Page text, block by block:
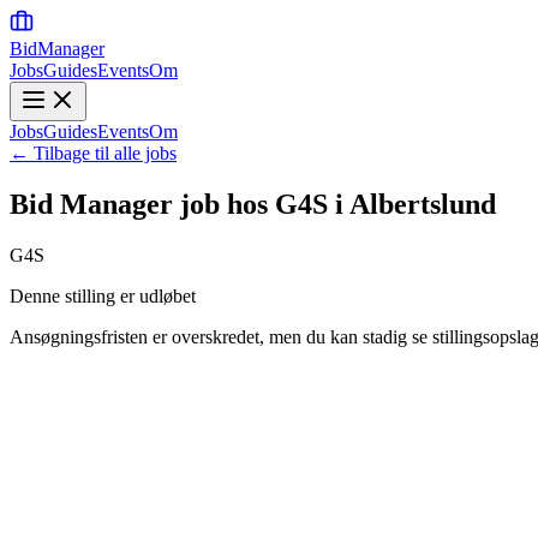
BidManager
JobsGuidesEventsOm
JobsGuidesEventsOm
← Tilbage til alle jobs
Bid Manager job hos G4S i Albertslund
G4S
Denne stilling er udløbet
Ansøgningsfristen er overskredet, men du kan stadig se